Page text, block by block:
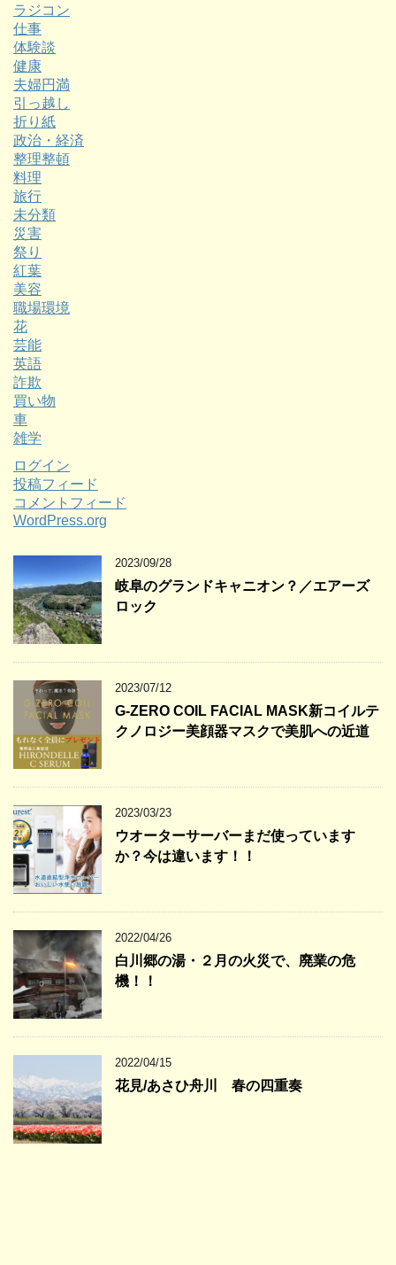
ラジコン
仕事
体験談
健康
夫婦円満
引っ越し
折り紙
政治・経済
整理整頓
料理
旅行
未分類
災害
祭り
紅葉
美容
職場環境
花
芸能
英語
詐欺
買い物
車
雑学
ログイン
投稿フィード
コメントフィード
WordPress.org
2023/09/28
岐阜のグランドキャニオン？／エアーズ
ロック
2023/07/12
G-ZERO COIL FACIAL MASK新コイルテ
クノロジー美顔器マスクで美肌への近道
2023/03/23
ウオーターサーバーまだ使っています
か？今は違います！！
2022/04/26
白川郷の湯・２月の火災で、廃業の危
機！！
2022/04/15
花見/あさひ舟川 春の四重奏